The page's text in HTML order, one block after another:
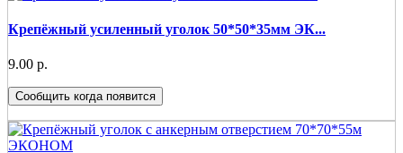
Крепёжный усиленный уголок 50*50*35мм ЭК...
9.00 р.
Сообщить когда появится